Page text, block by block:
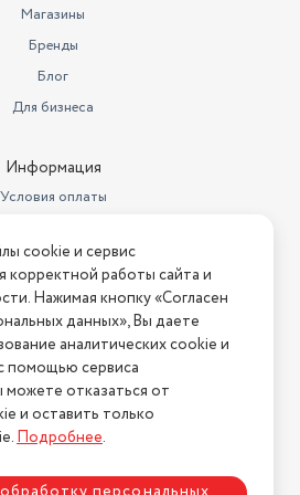
Магазины
Бренды
Блог
Для бизнеса
Информация
Условия оплаты
возврата
на сайте? Напишите нам
"АстМаркет". У нас есть всё!
конфиденциальности
cookie и сервис
корректной работы сайта и
Нажимая кнопку «Согласен
данных», Вы даете
аналитических cookie и
помощью сервиса
отказаться от
и оставить только
Подробнее.